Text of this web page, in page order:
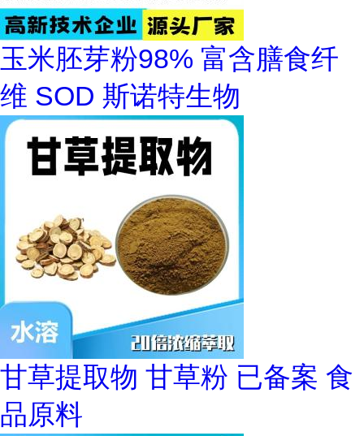
玉米胚芽粉98% 富含膳食纤
维 SOD 斯诺特生物
甘草提取物 甘草粉 已备案 食
品原料